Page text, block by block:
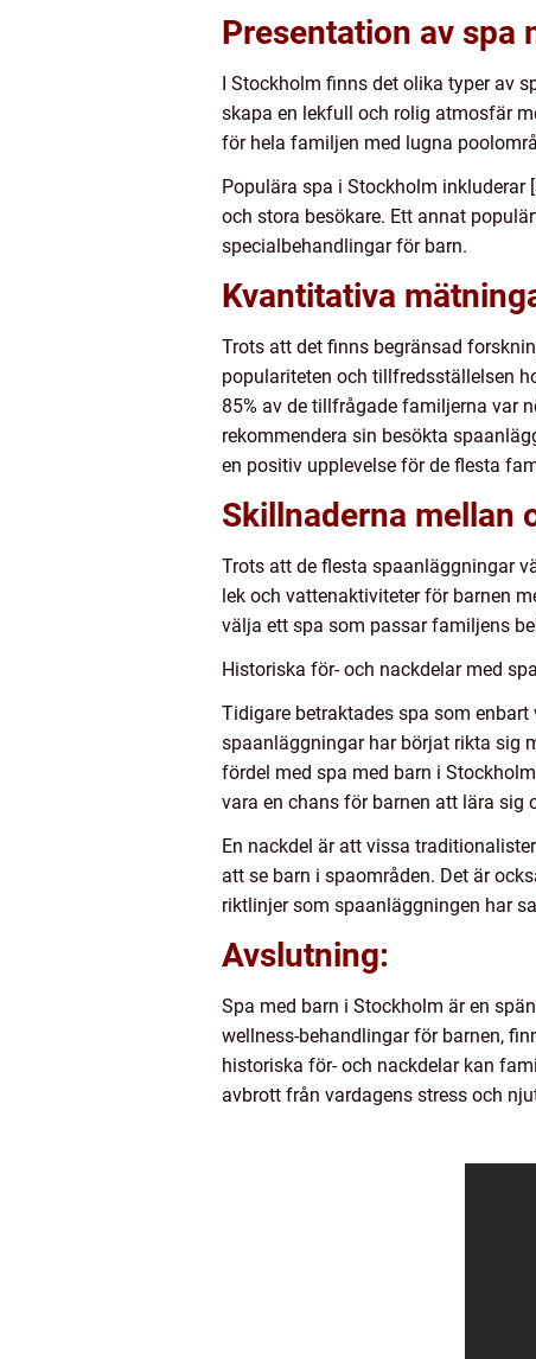
Presentation av spa
I Stockholm finns det olika typer av
skapa en lekfull och rolig atmosfär
för hela familjen med lugna
Populära spa i Stockholm inkluderar
och stora besökare. Ett annat
specialbehandlingar för barn.
Kvantitativa
Trots att det finns begränsad
populariteten och tillfredsställelsen
85% av de tillfrågade familjerna var
rekommendera sin besökta
en positiv upplevelse för de flesta
Skillnaderna mellan
Trots att de flesta spaanläggningar
lek och vattenaktiviteter för barnen
välja ett spa som passar familjens
Historiska för- och nackdelar med
Tidigare betraktades spa som
spaanläggningar har börjat rikta sig
fördel med spa med barn i
vara en chans för barnen att lära sig
En nackdel är att vissa
att se barn i spaområden. Det är
riktlinjer som spaanläggningen har
Avslutning:
Spa med barn i Stockholm är en
wellness-behandlingar för barnen,
historiska för- och nackdelar kan
avbrott från vardagens stress och